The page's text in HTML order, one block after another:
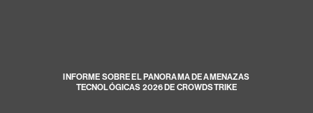
INFORME SOBRE EL PANORAMA DE AMENAZAS
TECNOLÓGICAS 2026 DE CROWDSTRIKE